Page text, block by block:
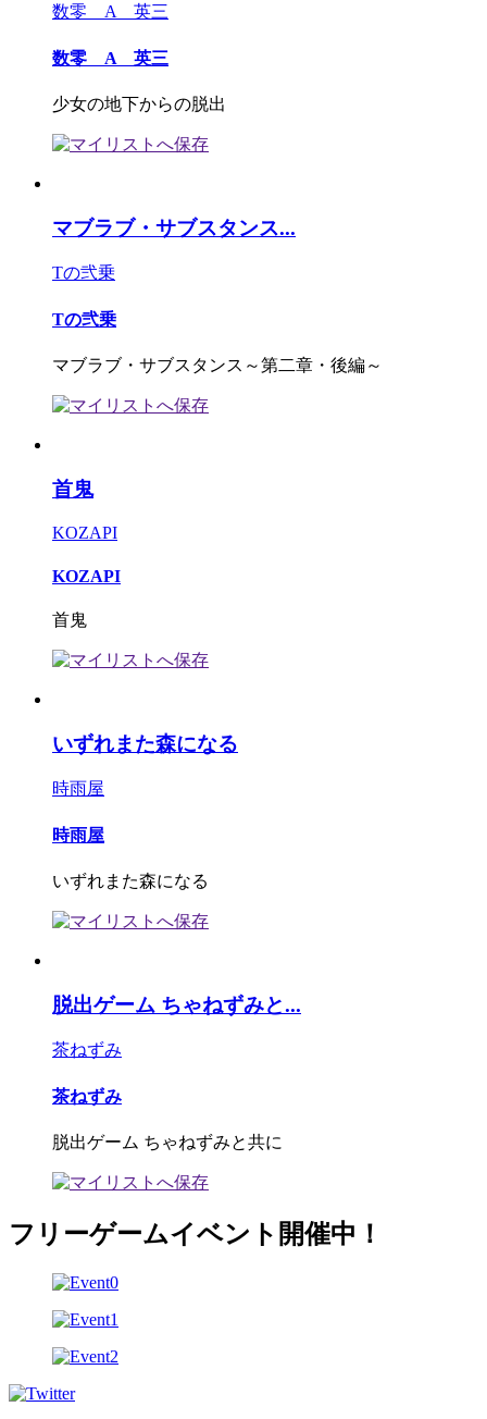
数零 A 英三
数零 A 英三
少女の地下からの脱出
マブラブ・サブスタンス...
Tの弐乗
Tの弐乗
マブラブ・サブスタンス～第二章・後編～
首鬼
KOZAPI
KOZAPI
首鬼
いずれまた森になる
時雨屋
時雨屋
いずれまた森になる
脱出ゲーム ちゃねずみと...
茶ねずみ
茶ねずみ
脱出ゲーム ちゃねずみと共に
フリーゲームイベント開催中！